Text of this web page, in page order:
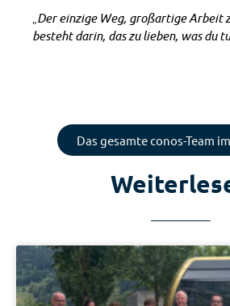
Der einzige Weg, großartige Arbeit
besteht darin, das zu lieben, was du
Das gesamte conos-Team